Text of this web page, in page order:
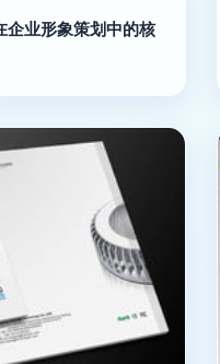
企业形象策划中的核